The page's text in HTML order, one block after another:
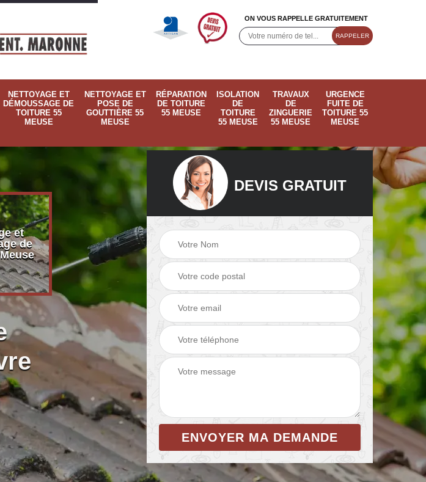
ON VOUS RAPPELLE GRATUITEMENT
NETTOYAGE ET
DÉMOUSSAGE DE
TOITURE 55
MEUSE
NETTOYAGE ET
POSE DE
GOUTTIÈRE 55
MEUSE
RÉPARATION
DE TOITURE
55 MEUSE
ISOLATION
DE
TOITURE
55 MEUSE
TRAVAUX
DE
ZINGUERIE
55 MEUSE
URGENCE
FUITE DE
TOITURE 55
MEUSE
et
de
Nettoyage et pose
de gouttière 55
Meuse
Ramonage de
cheminée 55
DEVIS GRATUIT